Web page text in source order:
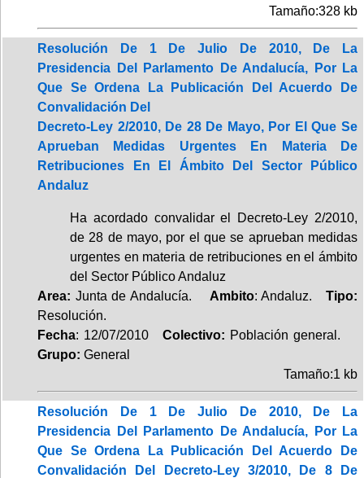
Tamaño:328 kb
Resolución De 1 De Julio De 2010, De La
Presidencia Del Parlamento De Andalucía, Por La
Que Se Ordena La Publicación Del Acuerdo De
Convalidación Del
Decreto-Ley 2/2010, De 28 De Mayo, Por El Que Se
Aprueban Medidas Urgentes En Materia De
Retribuciones En El Ámbito Del Sector Público
Andaluz
Ha acordado convalidar el Decreto-Ley 2/2010,
de 28 de mayo, por el que se aprueban medidas
urgentes en materia de retribuciones en el ámbito
del Sector Público Andaluz
Area: Junta de Andalucía. Ambito: Andaluz.Tipo:
Resolución.
Fecha: 12/07/2010Colectivo: Población general.
Grupo: General
Tamaño:1 kb
Resolución De 1 De Julio De 2010, De La
Presidencia Del Parlamento De Andalucía, Por La
Que Se Ordena La Publicación Del Acuerdo De
Convalidación Del Decreto-Ley 3/2010, De 8 De